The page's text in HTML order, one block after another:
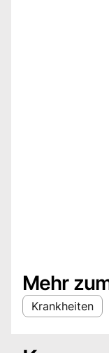
Mehr
Krankheiten